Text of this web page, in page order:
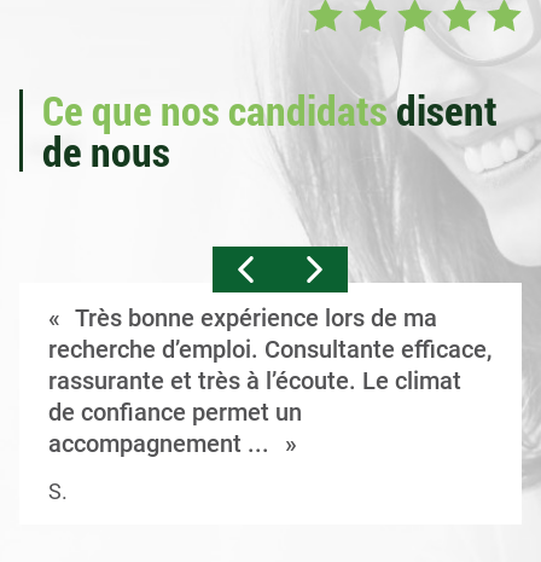
Ce que nos candidatsdisent
de nous
Très bonne expérience lors de ma
recherche d’emploi. Consultante efficace,
rassurante et très à l’écoute. Le climat
de confiance permet un
accompagnement ...
S.